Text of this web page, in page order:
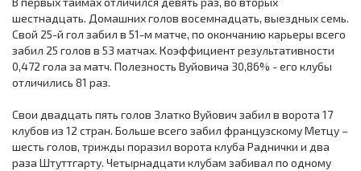
шестнадцать. Домашних голов восемнадцать, выездных семь.
Свой 25-й гол забил в 51-м матче, по окончанию карьеры всего
забил 25 голов в 53 матчах. Коэффициент результативности
0,472 гола за матч. Полезность Вуйовича 30,86% - его клубы
отличились 81 раз.
Свои двадцать пять голов Златко Вуйович забил в ворота 17
клубов из 12 стран. Больше всего забил французскому Метцу –
шесть голов, трижды поразил ворота клуба Раднички и два
раза Штуттгарту. Четырнадцати клубам забивал по одному